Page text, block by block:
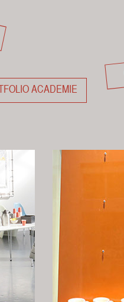
ACADEMIE